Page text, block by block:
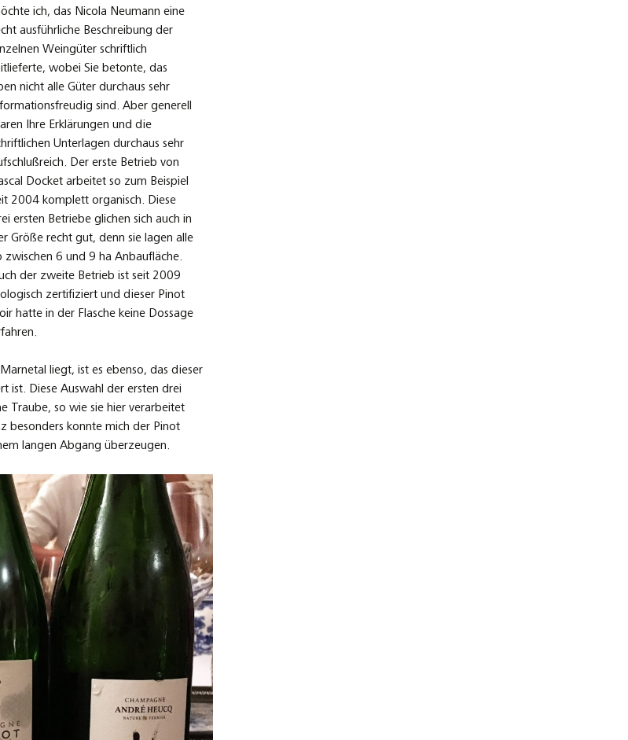
ich, das Nicola Neumann eine
ausführliche Beschreibung der
Weingüter schriftlich
wobei Sie betonte, das
nicht alle Güter durchaus sehr
sind. Aber generell
Ihre Erklärungen und die
Unterlagen durchaus sehr
Der erste Betrieb von
Docket arbeitet so zum Beispiel
2004 komplett organisch. Diese
ersten Betriebe glichen sich auch in
Größe recht gut, denn sie lagen alle
zwischen 6 und 9 ha Anbaufläche.
der zweite Betrieb ist seit 2009
zertifiziert und dieser Pinot
hatte in der Flasche keine Dossage
liegt, ist es ebenso, das dieser
ist. Diese Auswahl der ersten drei
Traube, so wie sie hier verarbeitet
besonders konnte mich der Pinot
langen Abgang überzeugen.